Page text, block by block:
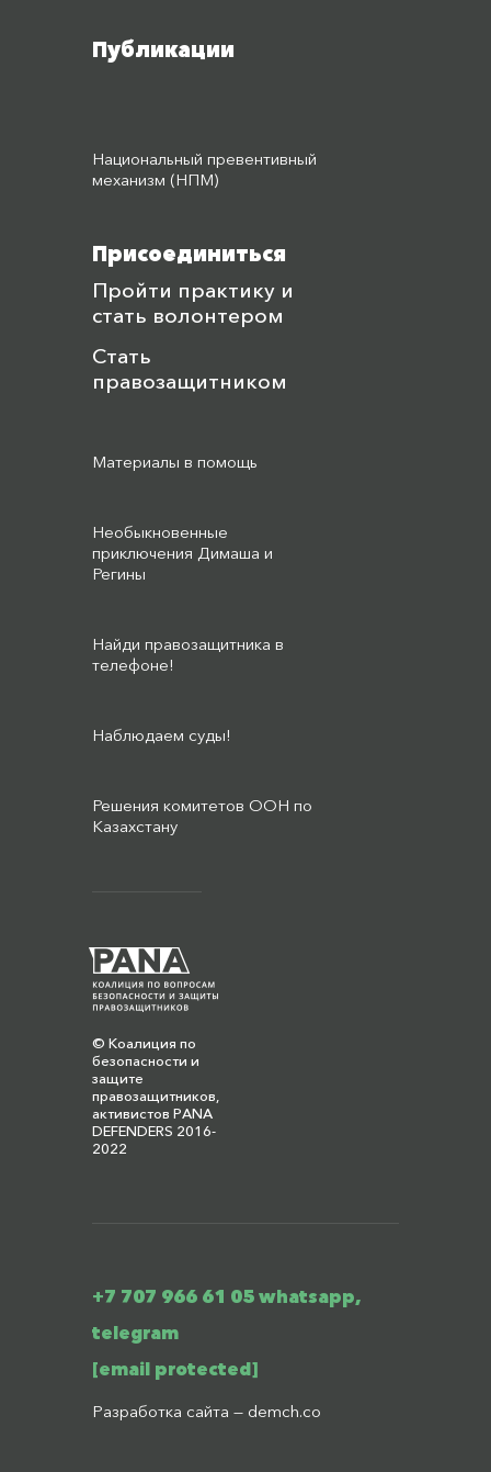
© Коалиция по
безопасности и
защите
правозащитников,
активистов PANA
DEFENDERS 2016-
2022
Публикации
Национальный превентивный
механизм (НПМ)
Присоединиться
Пройти практику и
стать волонтером
Стать
правозащитником
Материалы в помощь
Необыкновенные
приключения Димаша и
Регины
Найди правозащитника в
телефоне!
Наблюдаем суды!
Решения комитетов ООН по
Казахстану
+7 707 966 61 05 whatsapp,
telegram
[email protected]
Разработка сайта — demch.co